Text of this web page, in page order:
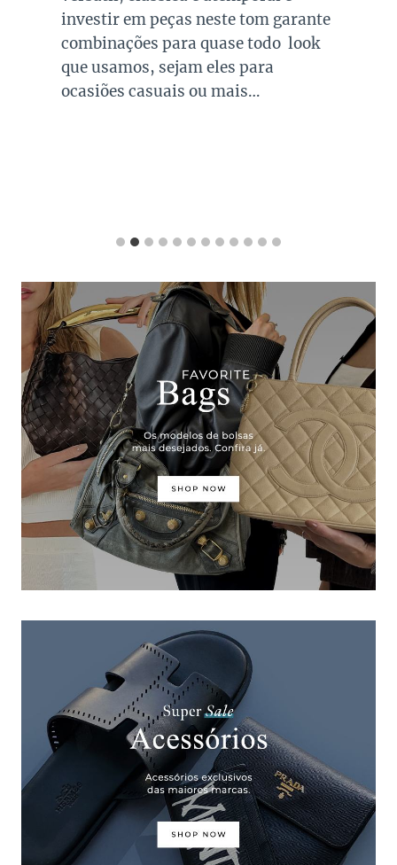
investir em peças neste tom garante
combinações para quase todo look
que usamos, sejam eles para
ocasiões casuais ou mais…